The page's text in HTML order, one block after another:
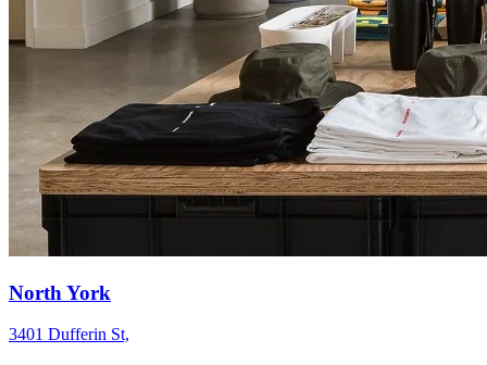
North York
3401 Dufferin St,